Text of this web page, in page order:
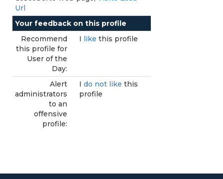
Url
Your feedback on this profile
Recommend
this profile for
User of the
Day:
I like this profile
Alert
administrators
to an
offensive
profile:
I do not like this
profile